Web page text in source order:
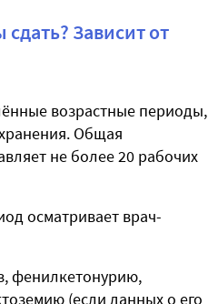
Зависит от
возрастные периоды,
Общая
не более 20 рабочих
осматривает врач-
фенилкетонурию,
(если данных о его